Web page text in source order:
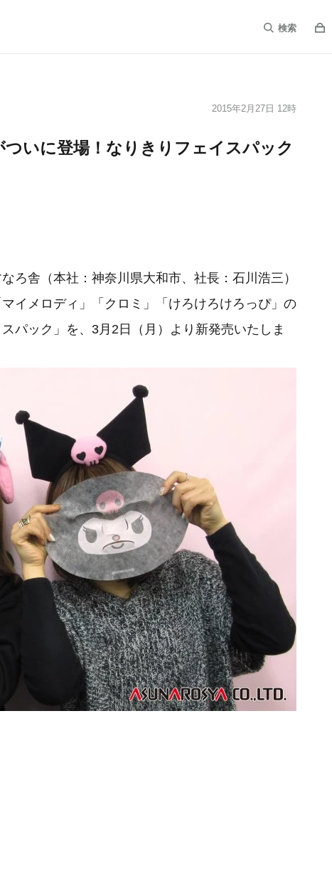
検索
2015年2月27日 12時
いに登場！なりきりフェイスパック
ろ舎（本社：神奈川県大和市、社長：石川浩三）
イメロディ」「クロミ」「けろけろけろっぴ」の
パック」を、3月2日（月）より新発売いたしま